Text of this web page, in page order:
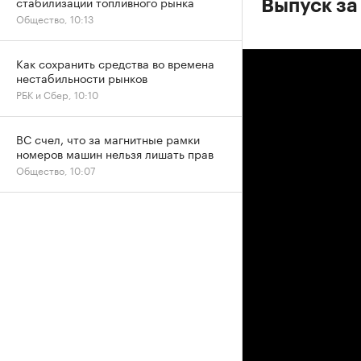
Выпуск
Общество, 10:13
Как сохранить средства во времена
нестабильности рынков
РБК и Сбер, 10:10
ВС счел, что за магнитные рамки
номеров машин нельзя лишать прав
Общество, 10:07